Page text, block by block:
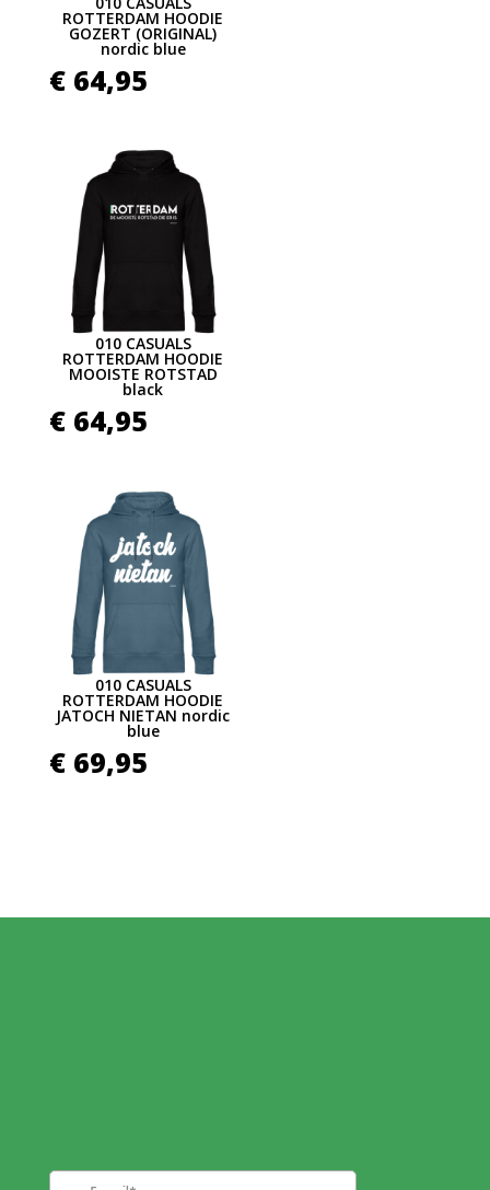
ROTTERDAM HOODIE
GOZERT (ORIGINAL)
nordic blue
€64,95
010 CASUALS
ROTTERDAM HOODIE
MOOISTE ROTSTAD
black
€64,95
010 CASUALS
ROTTERDAM HOODIE
JATOCH NIETAN nordic
blue
€69,95